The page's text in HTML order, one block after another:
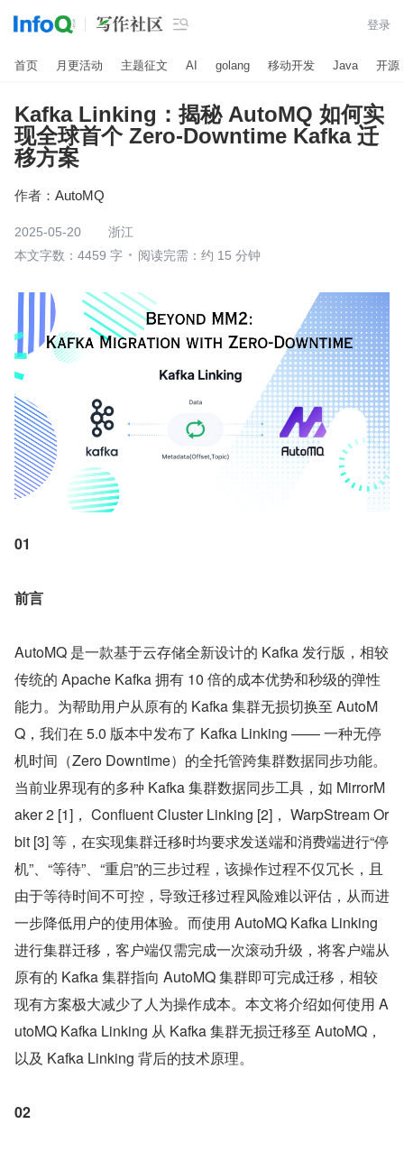
 登录
首页 月更活动 主题征文 AI golang 移动开发 Java 开源
Kafka Linking：揭秘 AutoMQ 如何实
现全球首个 Zero-Downtime Kafka 迁
移方案
作者： AutoMQ
2025-05-20
浙江
本文字数：4459 字
阅读完需：约 15 分钟
01
前言
AutoMQ 是一款基于云存储全新设计的 Kafka 发行版，相较
传统的 Apache Kafka 拥有 10 倍的成本优势和秒级的弹性
能力。为帮助用户从原有的 Kafka 集群无损切换至 AutoM
Q，我们在 5.0 版本中发布了 Kafka Linking —— 一种无停
机时间（Zero Downtime）的全托管跨集群数据同步功能。
当前业界现有的多种 Kafka 集群数据同步工具，如 MirrorM
aker 2 [1]， Confluent Cluster Linking [2]， WarpStream Or
bit [3] 等，在实现集群迁移时均要求发送端和消费端进行“停
机”、“等待”、“重启”的三步过程，该操作过程不仅冗长，且
由于等待时间不可控，导致迁移过程风险难以评估，从而进
一步降低用户的使用体验。而使用 AutoMQ Kafka Linking
进行集群迁移，客户端仅需完成一次滚动升级，将客户端从
原有的 Kafka 集群指向 AutoMQ 集群即可完成迁移，相较
现有方案极大减少了人为操作成本。本文将介绍如何使用 A
utoMQ Kafka Linking 从 Kafka 集群无损迁移至 AutoMQ，
以及 Kafka Linking 背后的技术原理。
02